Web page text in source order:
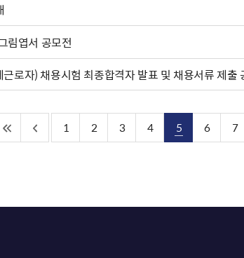
림엽서 공모전
로자) 채용시험 최종합격자 발표 및 채용서류 제출
1 2 3 4 5 6 7